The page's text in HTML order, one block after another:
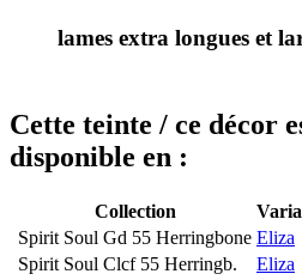
lames extra longues et
Cette teinte / ce décor
disponible en :
Collection
Spirit Soul Gd 55 Herringbone Eliza
Spirit Soul Clcf 55 Herringb.
Eliza